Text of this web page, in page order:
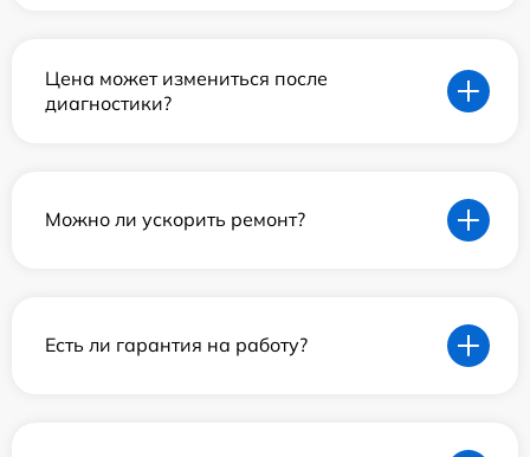
Цена может измениться после
диагностики?
Можно ли ускорить ремонт?
Есть ли гарантия на работу?